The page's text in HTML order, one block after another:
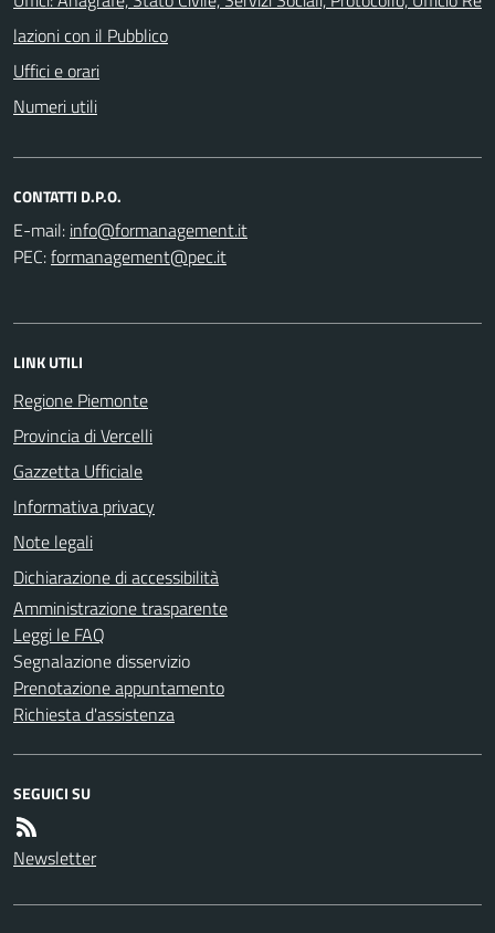
lazioni con il Pubblico
Uffici e orari
Numeri utili
CONTATTI D.P.O.
E-mail:
PEC:
LINK UTILI
Regione Piemonte
Provincia di Vercelli
Gazzetta Ufficiale
Informativa privacy
Note legali
Dichiarazione di accessibilità
Amministrazione trasparente
Leggi le FAQ
Segnalazione disservizio
Prenotazione appuntamento
Richiesta d'assistenza
SEGUICI SU
Newsletter